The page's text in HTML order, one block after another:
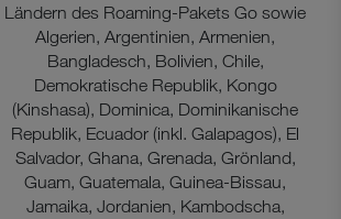
Ländern des Roaming-Pakets Go sowie
Algerien, Argentinien, Armenien,
Bangladesch, Bolivien, Chile,
Demokratische Republik, Kongo
(Kinshasa), Dominica, Dominikanische
Republik, Ecuador (inkl. Galapagos), El
Salvador, Ghana, Grenada, Grönland,
Guam, Guatemala, Guinea-Bissau,
Jamaika, Jordanien, Kambodscha,